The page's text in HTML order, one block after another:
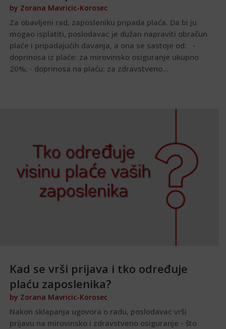
by Zorana Mavricic-Korosec
Za obavljeni rad, zaposleniku pripada plaća. Da bi ju
mogao isplatiti, poslodavac je dužan napraviti obračun
plaće i pripadajućih davanja, a ona se sastoje od: -
doprinosa iz plaće: za mirovinsko osiguranje ukupno
20%; - doprinosa na plaću: za zdravstveno...
Kad se vrši prijava i tko određuje
plaću zaposlenika?
by Zorana Mavricic-Korosec
Nakon sklapanja ugovora o radu, poslodavac vrši
prijavu na mirovinsko i zdravstveno osiguranje - što